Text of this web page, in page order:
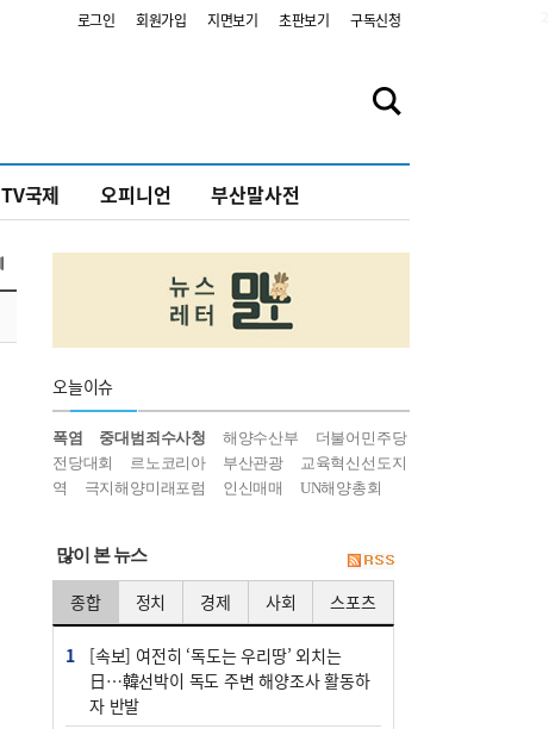
로그인 회원가입 지면보기 초판보기 구독신청
TV국제 오피니언 부산말사전
오늘이슈
폭염 중대범죄수사청 해양수산부
더불어민주당
전당대회
르노코리아 부산관광
교육혁신선도지
역
극지해양미래포럼 인신매매 UN해양총회
많이 본 뉴스
종합 정치 경제 사회 스포츠
1
[속보] 여전히 ‘독도는 우리땅’ 외치는
日…韓선박이 독도 주변 해양조사 활동하
자 반발